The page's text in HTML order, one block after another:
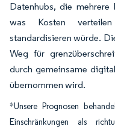
Datenhubs, die mehrere
was Kosten verteilen
standardisieren würde.
Weg für
durch gemeinsame
übernommen wird.
*Unsere Prognosen
Einschränkungen als